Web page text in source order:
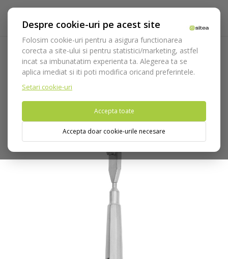
Despre cookie-uri pe acest site
Folosim cookie-uri pentru a asigura functionarea
corecta a site-ului si pentru statistici/marketing, astfel
incat sa imbunatatim experienta ta. Alegerea ta se
aplica imediat si iti poti modifica oricand preferintele.
Setari cookie-uri
Accepta toate
Accepta doar cookie-urile necesare
Acasa Instrumentar
Instrumentar ortodontie
Instrumente bracketi
Adaptor banda cod 4873
Nu puteti plasa comenzi din tara din care accesati website-ul